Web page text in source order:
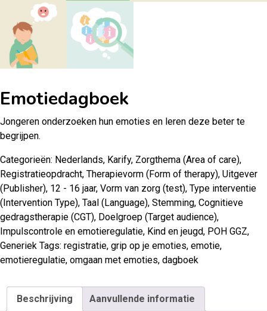
Emotiedagboek
Jongeren onderzoeken hun emoties en leren deze beter te
begrijpen.
Categorieën: Nederlands, Karify, Zorgthema (Area of care),
Registratieopdracht, Therapievorm (Form of therapy), Uitgever
(Publisher), 12 - 16 jaar, Vorm van zorg (test), Type interventie
(Intervention Type), Taal (Language), Stemming, Cognitieve
gedragstherapie (CGT), Doelgroep (Target audience),
Impulscontrole en emotieregulatie, Kind en jeugd, POH GGZ,
Generiek Tags: registratie, grip op je emoties, emotie,
emotieregulatie, omgaan met emoties, dagboek
Beschrijving Aanvullende informatie